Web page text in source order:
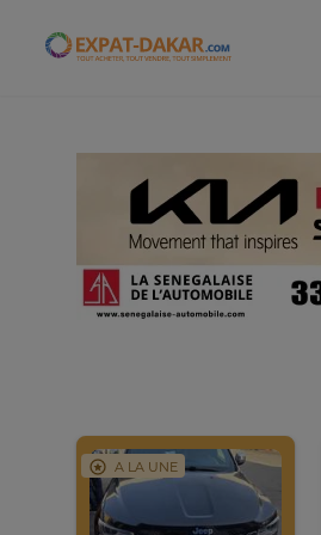
Expat-Dakar
A LA UNE